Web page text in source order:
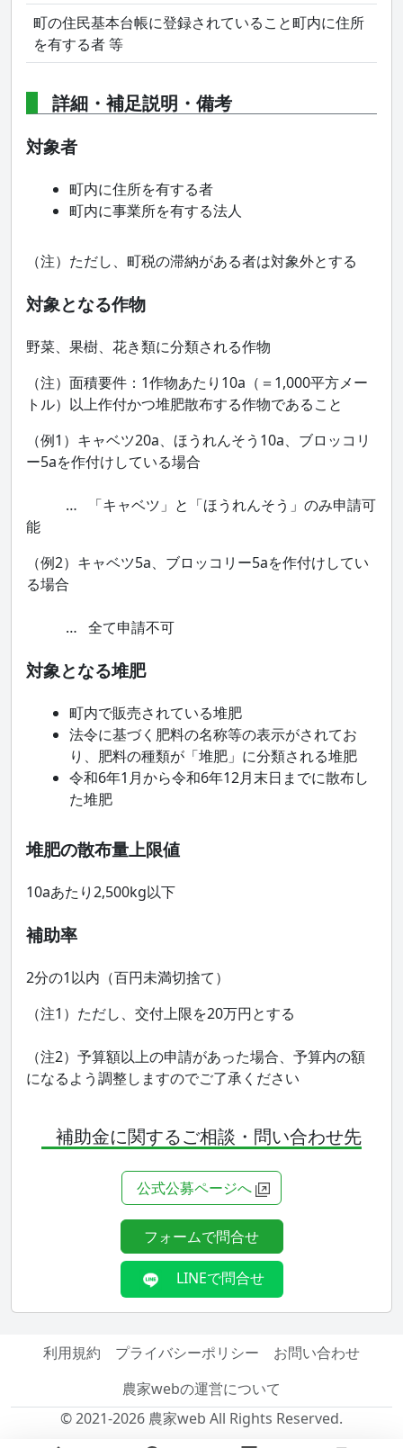
町の住民基本台帳に登録されていること町内に住所
を有する者 等
詳細・補足説明・備考
対象者
町内に住所を有する者
町内に事業所を有する法人
（注）ただし、町税の滞納がある者は対象外とする
対象となる作物
野菜、果樹、花き類に分類される作物
（注）面積要件：1作物あたり10a（＝1,000平方メー
トル）以上作付かつ堆肥散布する作物であること
（例1）キャベツ20a、ほうれんそう10a、ブロッコリ
ー5aを作付けしている場合
… 「キャベツ」と「ほうれんそう」のみ申請可
能
（例2）キャベツ5a、ブロッコリー5aを作付けしてい
る場合
… 全て申請不可
対象となる堆肥
町内で販売されている堆肥
法令に基づく肥料の名称等の表示がされてお
り、肥料の種類が「堆肥」に分類される堆肥
令和6年1月から令和6年12月末日までに散布し
た堆肥
堆肥の散布量上限値
10aあたり2,500kg以下
補助率
2分の1以内（百円未満切捨て）
（注1）ただし、交付上限を20万円とする
（注2）予算額以上の申請があった場合、予算内の額
になるよう調整しますのでご了承ください
補助金に関するご相談・問い合わせ先
公式公募ページへ
フォームで問合せ
LINEで問合せ
利用規約 プライバシーポリシー
お問い合わせ
農家webの運営について
© 2021-2026 農家web All Rights Reserved.